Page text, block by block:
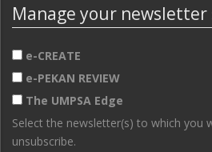
Manage your
e-CREATE
e-PEKAN REVIEW
The UMPSA Edge
Select the newsletter(s) to which you
unsubscribe.